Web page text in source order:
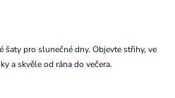
šaty pro slunečné dny. Objevte střihy, ve
a skvěle od rána do večera.